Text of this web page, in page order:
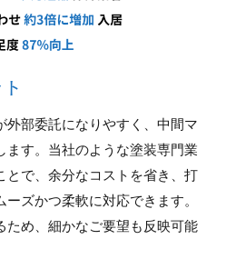
外部委託になりやすく、中間マ
ます。当社のような塗装専門業
とで、余分なコストを省き、打
ズかつ柔軟に対応できます。
ため、細かなご要望も反映可能